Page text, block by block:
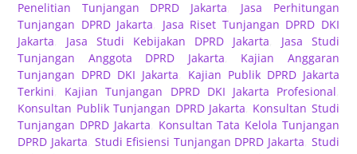
Penelitian Tunjangan DPRD Jakarta
Jasa Perhitungan
Tunjangan DPRD Jakarta
Jasa Riset Tunjangan DPRD DKI
Jakarta
Jasa Studi Kebijakan DPRD Jakarta
Jasa Studi
Tunjangan Anggota DPRD Jakarta
Kajian Anggaran
Tunjangan DPRD DKI Jakarta
Kajian Publik DPRD Jakarta
Terkini
Kajian Tunjangan DPRD DKI Jakarta Profesional
Konsultan Publik Tunjangan DPRD Jakarta
Konsultan Studi
Tunjangan DPRD Jakarta
Konsultan Tata Kelola Tunjangan
DPRD Jakarta Studi Efisiensi Tunjangan DPRD Jakarta Studi